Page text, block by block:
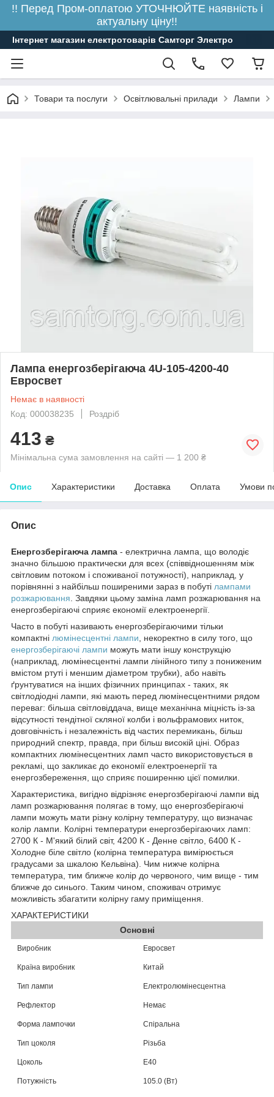
!! Перед Пром-оплатою УТОЧНЮЙТЕ наявність і
актуальну ціну!!
Інтернет магазин електротоварів Самторг Электро
Товари та послуги Освітлювальні прилади Лампи
Лампа енергозберігаюча 4U-105-4200-40
Евросвет
Немає в наявності
Код: 000038235
Роздріб
413 ₴
Мінімальна сума замовлення на сайті — 1 200 ₴
Опис Характеристики Доставка Оплата Умови
Опис
Енергозберігаюча лампа - електрична лампа, що володіє
значно більшою практически для всех (співвідношенням між
світловим потоком і споживаної потужності), наприклад, у
порівнянні з найбільш поширеними зараз в побуті лампами
розжарювання . Завдяки цьому заміна ламп розжарювання на
енергозберігаючі сприяє економії електроенергії.
Часто в побуті називають енергозберігаючими тільки
компактні люмінесцентні лампи , некоректно в силу того, що
енергозберігаючі лампи можуть мати іншу конструкцію
(наприклад, люмінесцентні лампи лінійного типу з пониженим
вмістом ртуті і меншим діаметром трубки), або навіть
ґрунтуватися на інших фізичних принципах - таких, як
світлодіодні лампи, які мають перед люмінесцентними рядом
переваг: більша світловіддача, вище механічна міцність із-за
відсутності тендітної скляної колби і вольфрамових ниток,
довговічність і незалежність від частих перемикань, більш
природний спектр, правда, при більш високій ціні. Образ
компактних люмінесцентних ламп часто використовується в
рекламі, що закликає до економії електроенергії та
енергозбереження, що сприяє поширенню цієї помилки.
Характеристика, вигідно відрізняє енергозберігаючі лампи від
ламп розжарювання полягає в тому, що енергозберігаючі
лампи можуть мати різну колірну температуру, що визначає
колір лампи. Колірні температури енергозберігаючих ламп:
2700 К - М'який білий світ, 4200 К - Денне світло, 6400 К -
Холодне біле світло (колірна температура вимірюється
градусами за шкалою Кельвіна). Чим нижче колірна
температура, тим ближче колір до червоного, чим вище - тим
ближче до синього. Таким чином, споживач отримує
можливість збагатити колірну гаму приміщення.
ХАРАКТЕРИСТИКИ
Основні
Виробник Евросвет
Країна виробник Китай
Тип лампи Електролюмінесцентна
Рефлектор Немає
Форма лампочки Спіральна
Тип цоколя Різьба
Цоколь E40
Потужність 105.0 (Вт)